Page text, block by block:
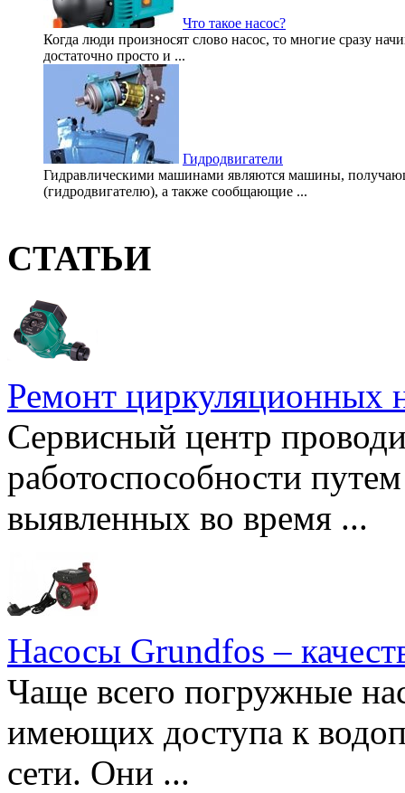
Что такое насос?
Когда люди произносят слово насос, то многие сразу
достаточно просто и ...
Гидродвигатели
Гидравлическими машинами являются машины,
(гидродвигателю), а также сообщающие ...
СТАТЬИ
Ремонт циркуляционных
Сервисный центр
работоспособности
выявленных во время ...
Насосы Grundfos –
Чаще всего погружные
имеющих доступа к
сети. Они ...